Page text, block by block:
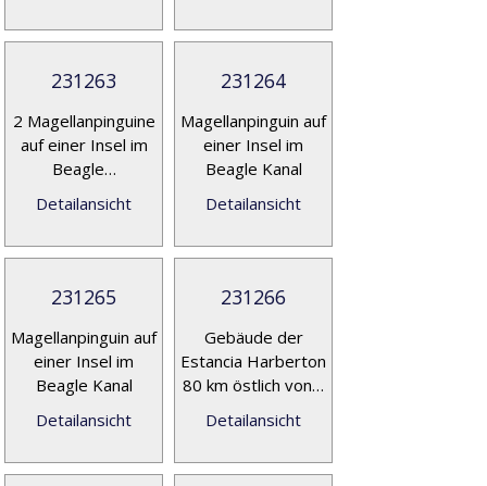
231263
2 Magellanpinguine
auf einer Insel im
Beagle…
Detailansicht
231264
Magellanpinguin auf
einer Insel im
Beagle Kanal
Detailansicht
231265
Magellanpinguin auf
einer Insel im
Beagle Kanal
Detailansicht
231266
Gebäude der
Estancia Harberton
80 km östlich von…
Detailansicht